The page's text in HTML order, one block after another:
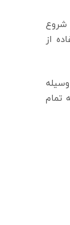
شروع
از
تمام